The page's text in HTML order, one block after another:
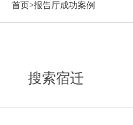
首页>报告厅成功案例
搜索宿迁